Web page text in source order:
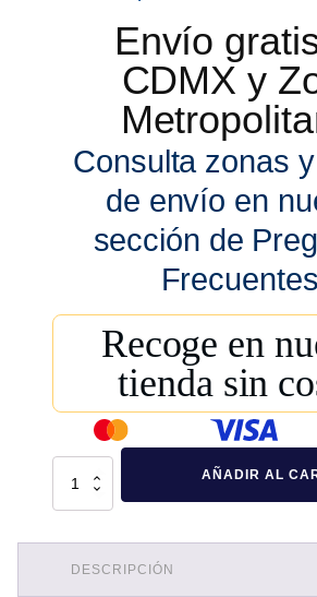
Envío
CDMX y
Consulta zonas
de envío en
sección de
Recoge en
tienda sin
Medio
cantidad
AÑADIR AL
DESCRIPCIÓN